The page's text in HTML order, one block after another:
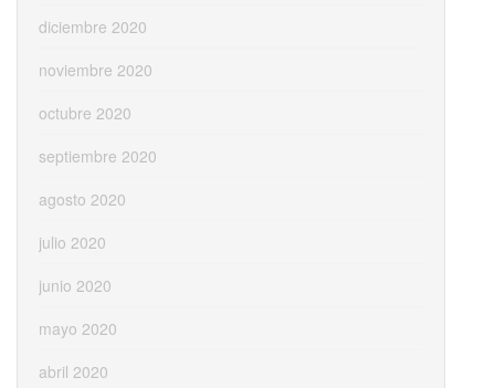
diciembre 2020
noviembre 2020
octubre 2020
septiembre 2020
agosto 2020
julio 2020
junio 2020
mayo 2020
abril 2020